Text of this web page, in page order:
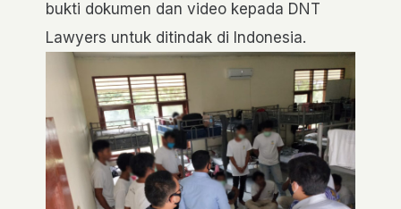
bukti dokumen dan video kepada DNT
Lawyers untuk ditindak di Indonesia.